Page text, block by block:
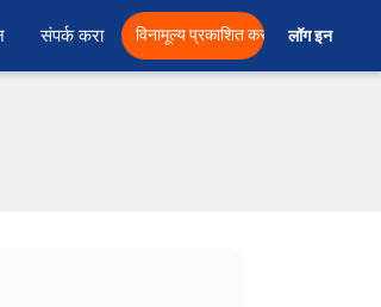
संपर्क करा विनामूल्य प्रकाशित करा लॉग इन